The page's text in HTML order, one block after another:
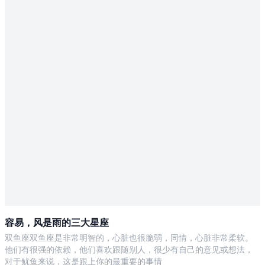
容易，风是雨的三大星座
双鱼座双鱼座是非常明智的，心脏也很脆弱，同情，心脏非常柔软。
他们有很强的依赖，他们喜欢跟随别人，很少有自己的意见或想法，
对于鱿鱼来说，这是跟上你的最重要的事情